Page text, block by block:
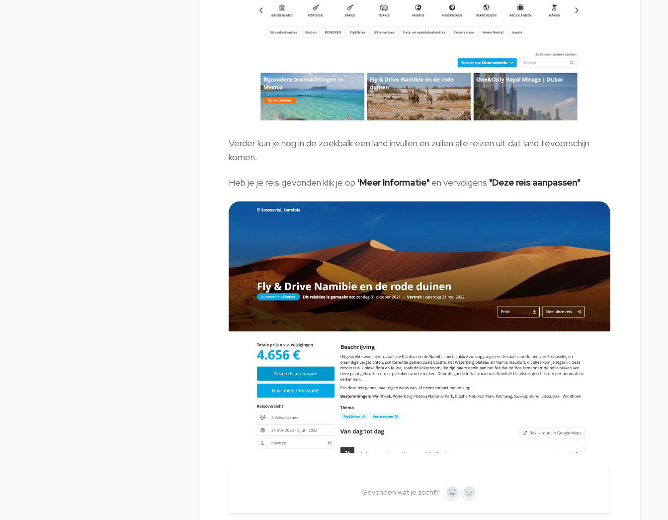
Verder kun je nog in de zoekbalk een land invullen en zullen alle reizen uit dat land tevoorschijn
komen.
Heb je je reis gevonden klik je op 'Meer Informatie" en vervolgens "Deze reis aanpassen"
Gevonden wat je zocht? Yes No